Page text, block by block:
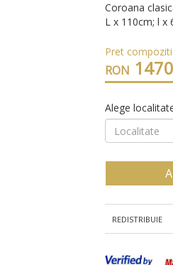
Coroana
L x 110cm; l x
Pret
RON 1470
Alege
REDISTRIBUIE